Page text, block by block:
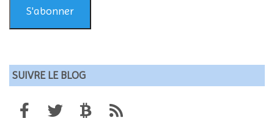
(valide)S'abonner
SUIVRE LE BLOG